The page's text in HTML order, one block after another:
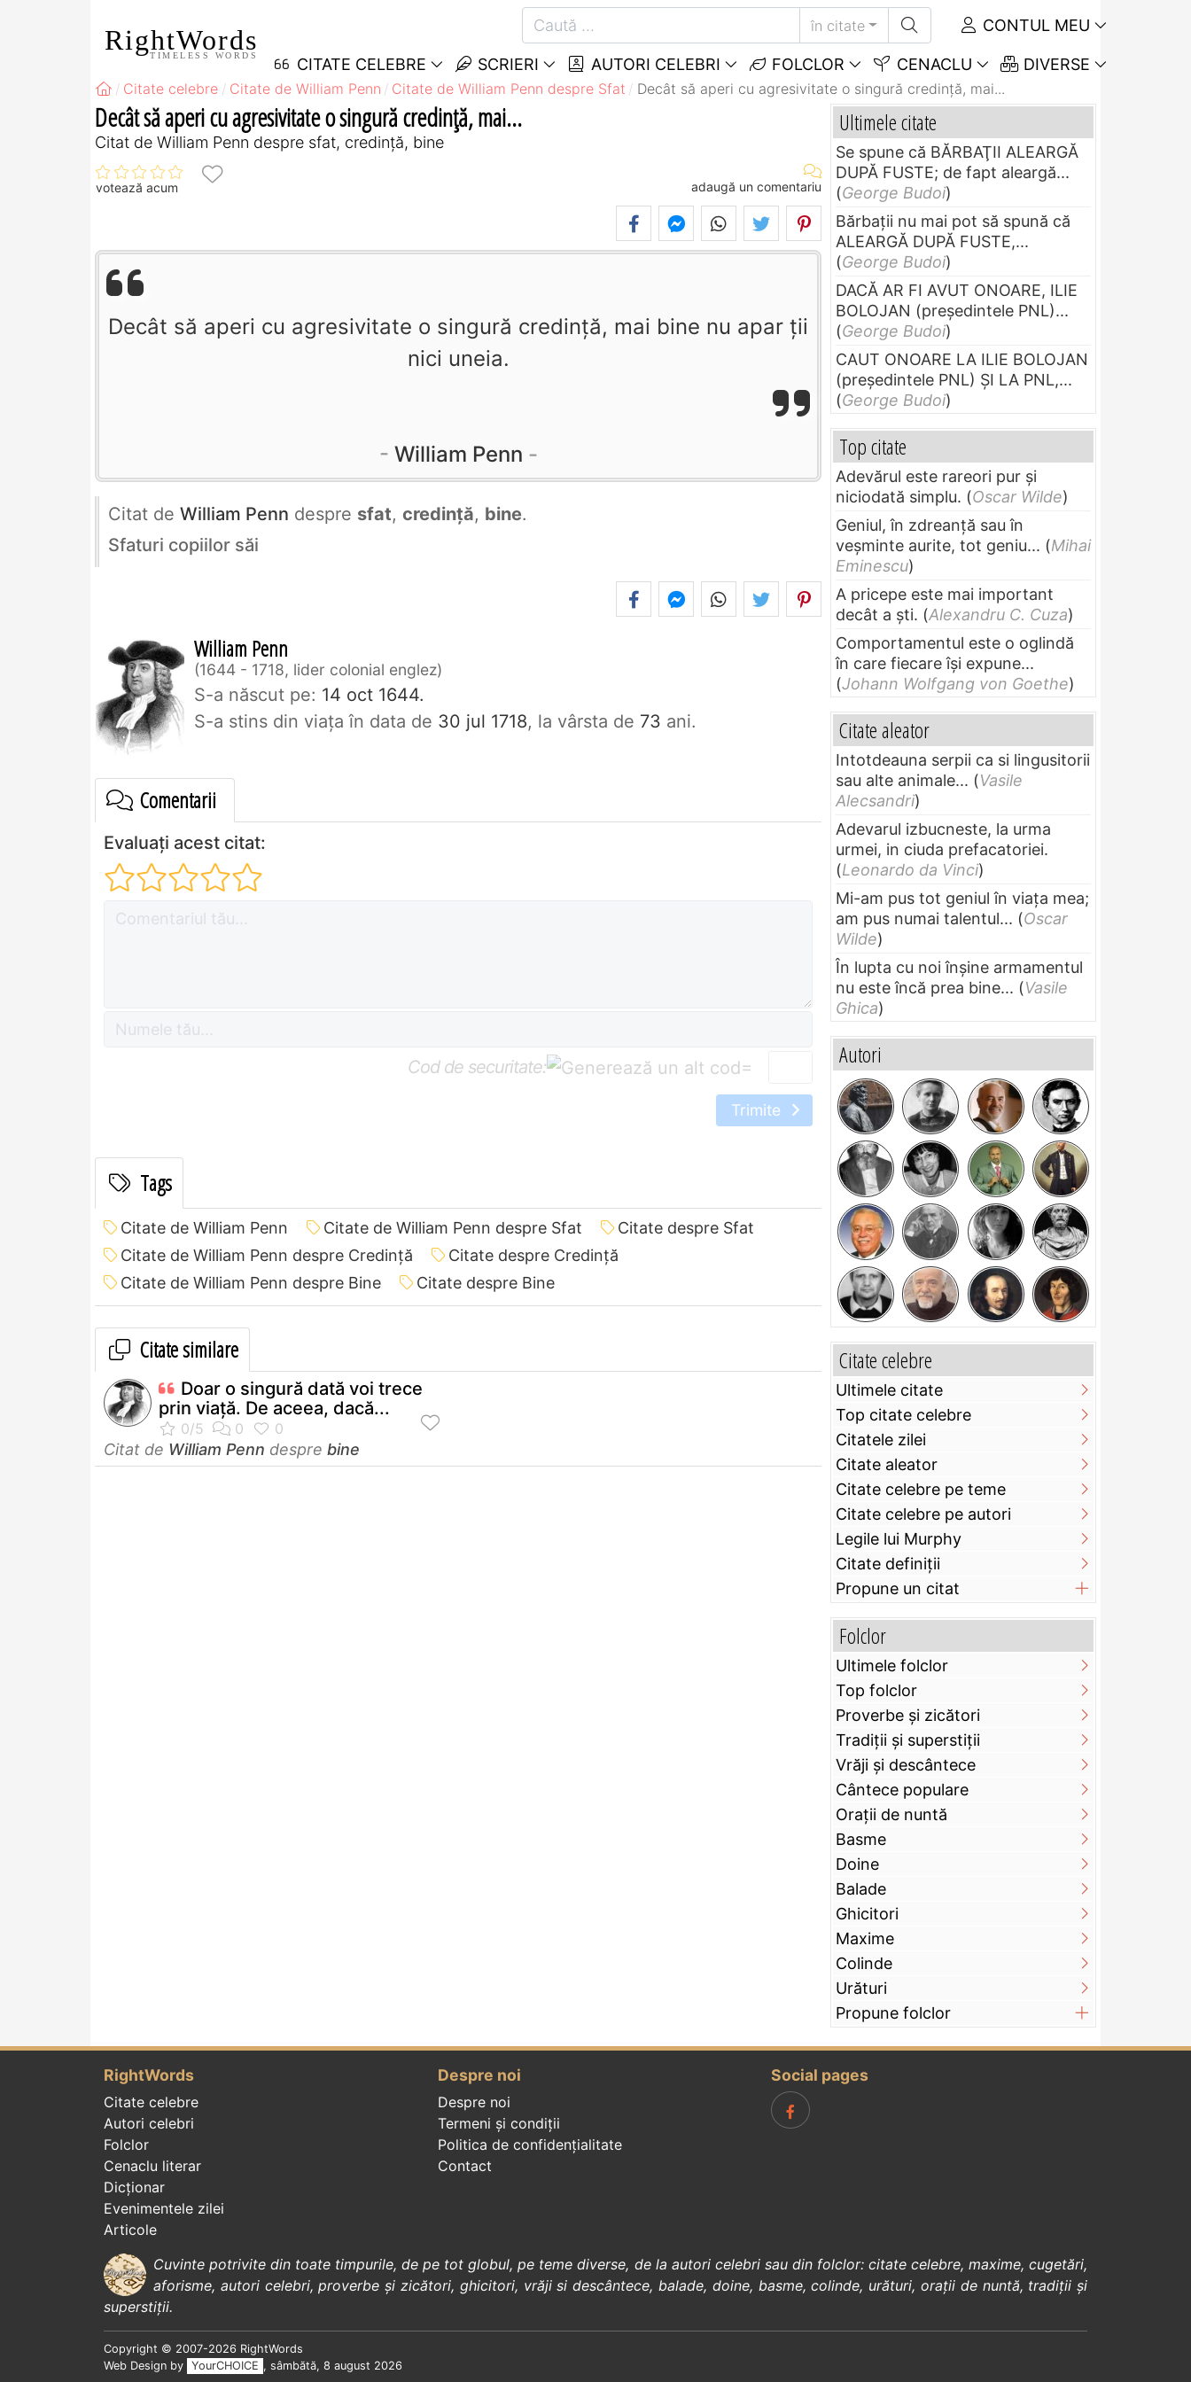
RightWords
TIMELESS WORDS
în citate CONTUL MEU
CITATE CELEBRE SCRIERI AUTORI CELEBRI FOLCLOR CENACLU DIVERSE
Citate celebre Citate de William Penn Citate de William Penn despre Sfat Decât să aperi cu agresivitate o singură credinţă, mai...
Decât să aperi cu agresivitate o singură credinţă, mai...
Citat de William Penn despre sfat, credință, bine
votează acum adaugă un comentariu
Decât să aperi cu agresivitate o singură credinţă, mai bine nu apar ţii
nici uneia.
William Penn
Citat de William Penn despre sfat, credință, bine.
Sfaturi copiilor săi
William Penn
1644 - 1718, lider colonial englez
S-a născut pe: 14 oct 1644.
S-a stins din viaţa în data de 30 jul 1718, la vârsta de 73 ani.
Comentarii
Evaluați acest citat:
Cod de securitate: =
Trimite
Tags
Citate de William Penn Citate de William Penn despre Sfat
Citate despre Sfat
Citate de William Penn despre Credință
Citate despre Credință
Citate de William Penn despre Bine
Citate despre Bine
Citate similare
Doar o singură dată voi trece
prin viaţă. De aceea, dacă...
Citat de William Penn despre bine
Ultimele citate
Se spune că BĂRBAŢII ALEARGĂ
DUPĂ FUSTE; de fapt aleargă...
(George Budoi)
Bărbaţii nu mai pot să spună că
ALEARGĂ DUPĂ FUSTE,...
(George Budoi)
DACĂ AR FI AVUT ONOARE, ILIE
BOLOJAN (preşedintele PNL)...
(George Budoi)
CAUT ONOARE LA ILIE BOLOJAN
(preşedintele PNL) ŞI LA PNL,...
(George Budoi)
Top citate
Adevărul este rareori pur și
niciodată simplu. (Oscar Wilde)
Geniul, în zdreanţă sau în
veşminte aurite, tot geniu... (Mihai
Eminescu)
A pricepe este mai important
decât a ști. (Alexandru C. Cuza)
Comportamentul este o oglindă
în care fiecare își expune...
(Johann Wolfgang von Goethe)
Citate aleator
Intotdeauna serpii ca si lingusitorii
sau alte animale... (Vasile
Alecsandri)
Adevarul izbucneste, la urma
urmei, in ciuda prefacatoriei.
(Leonardo da Vinci)
Mi-am pus tot geniul în viața mea;
am pus numai talentul... (Oscar
Wilde)
În lupta cu noi înșine armamentul
nu este încă prea bine... (Vasile
Ghica)
Autori
Citate celebre
Ultimele citate
Top citate celebre
Citatele zilei
Citate aleator
Citate celebre pe teme
Citate celebre pe autori
Legile lui Murphy
Citate definiţii
Propune un citat
Folclor
Ultimele folclor
Top folclor
Proverbe și zicători
Tradiții și superstiții
Vrăji și descântece
Cântece populare
Orații de nuntă
Basme
Doine
Balade
Ghicitori
Maxime
Colinde
Urături
Propune folclor
RightWords
Citate celebre
Autori celebri
Folclor
Cenaclu literar
Dicționar
Evenimentele zilei
Articole
Despre noi
Despre noi
Termeni și condiții
Politica de confidenţialitate
Contact
Social pages
Cuvinte potrivite din toate timpurile, de pe tot globul, pe teme diverse, de la autori celebrisau din folclor: citate celebre, maxime,cugetări,
aforisme, autori celebri,proverbe și zicători, ghicitori, vrăji si descântece, balade, doine, basme,colinde, urături, orații de nuntă, tradiții și
superstiții.
Copyright © 2007-2026 RightWords
Web Design by
YourCHOICE , sâmbătă, 8 august 2026